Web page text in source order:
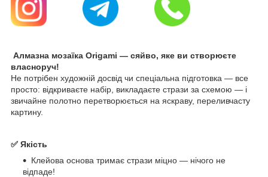
Алмазна мозаїка Origami — сяйво, яке ви створюєте
власноруч!
Не потрібен художній досвід чи спеціальна підготовка — все
просто: відкриваєте набір, викладаєте стрази за схемою — і
звичайне полотно перетворюється на яскраву, переливчасту
картину.
✅ Якість
Клейова основа тримає стрази міцно — нічого не
відпаде!